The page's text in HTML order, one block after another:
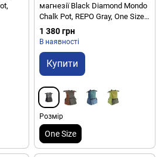
магнезії Black Diamond Mondo
Chalk Pot, REPO Gray, One Size
(BD 6301160009ALL1)
1 380 грн
В наявності
Купити
Розмір
One Size